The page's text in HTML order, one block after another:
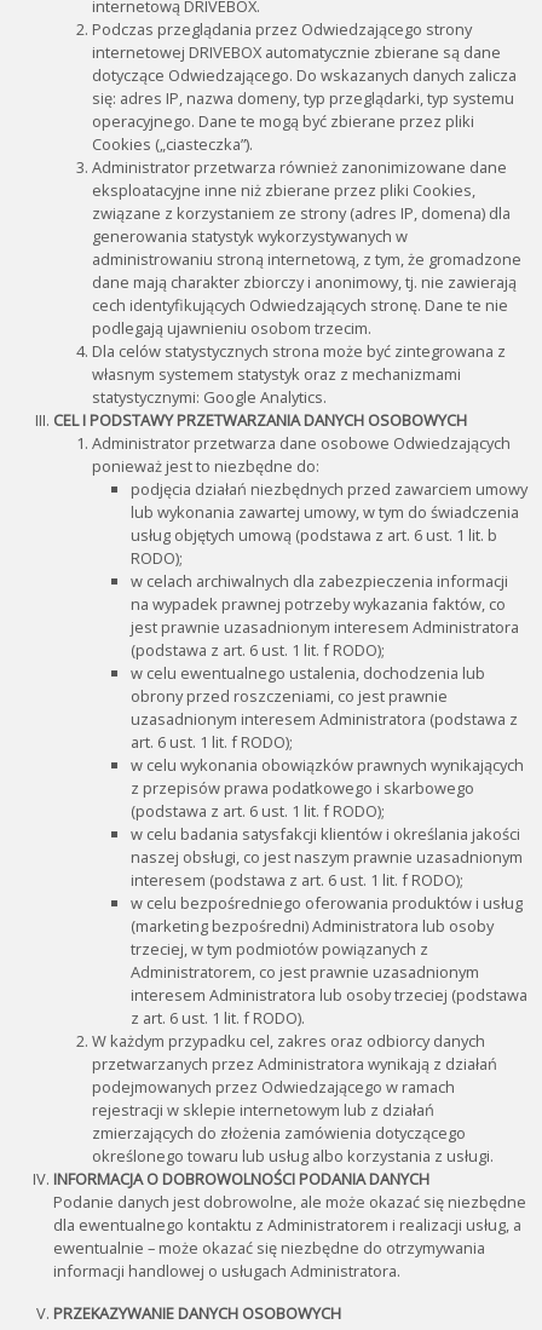
internetową DRIVEBOX.
Podczas przeglądania przez Odwiedzającego strony
internetowej DRIVEBOX automatycznie zbierane są dane
dotyczące Odwiedzającego. Do wskazanych danych zalicza
się: adres IP, nazwa domeny, typ przeglądarki, typ systemu
operacyjnego. Dane te mogą być zbierane przez pliki
Cookies („ciasteczka”).
Administrator przetwarza również zanonimizowane dane
eksploatacyjne inne niż zbierane przez pliki Cookies,
związane z korzystaniem ze strony (adres IP, domena) dla
generowania statystyk wykorzystywanych w
administrowaniu stroną internetową, z tym, że gromadzone
dane mają charakter zbiorczy i anonimowy, tj. nie zawierają
cech identyfikujących Odwiedzających stronę. Dane te nie
podlegają ujawnieniu osobom trzecim.
Dla celów statystycznych strona może być zintegrowana z
własnym systemem statystyk oraz z mechanizmami
statystycznymi: Google Analytics.
CEL I PODSTAWY PRZETWARZANIA DANYCH OSOBOWYCH
Administrator przetwarza dane osobowe Odwiedzających
ponieważ jest to niezbędne do:
podjęcia działań niezbędnych przed zawarciem umowy
lub wykonania zawartej umowy, w tym do świadczenia
usług objętych umową (podstawa z art. 6 ust. 1 lit. b
RODO);
w celach archiwalnych dla zabezpieczenia informacji
na wypadek prawnej potrzeby wykazania faktów, co
jest prawnie uzasadnionym interesem Administratora
(podstawa z art. 6 ust. 1 lit. f RODO);
w celu ewentualnego ustalenia, dochodzenia lub
obrony przed roszczeniami, co jest prawnie
uzasadnionym interesem Administratora (podstawa z
art. 6 ust. 1 lit. f RODO);
w celu wykonania obowiązków prawnych wynikających
z przepisów prawa podatkowego i skarbowego
(podstawa z art. 6 ust. 1 lit. f RODO);
w celu badania satysfakcji klientów i określania jakości
naszej obsługi, co jest naszym prawnie uzasadnionym
interesem (podstawa z art. 6 ust. 1 lit. f RODO);
w celu bezpośredniego oferowania produktów i usług
(marketing bezpośredni) Administratora lub osoby
trzeciej, w tym podmiotów powiązanych z
Administratorem, co jest prawnie uzasadnionym
interesem Administratora lub osoby trzeciej (podstawa
z art. 6 ust. 1 lit. f RODO).
W każdym przypadku cel, zakres oraz odbiorcy danych
przetwarzanych przez Administratora wynikają z działań
podejmowanych przez Odwiedzającego w ramach
rejestracji w sklepie internetowym lub z działań
zmierzających do złożenia zamówienia dotyczącego
określonego towaru lub usług albo korzystania z usługi.
INFORMACJA O DOBROWOLNOŚCI PODANIA DANYCH
Podanie danych jest dobrowolne, ale może okazać się niezbędne
dla ewentualnego kontaktu z Administratorem i realizacji usług, a
ewentualnie – może okazać się niezbędne do otrzymywania
informacji handlowej o usługach Administratora.
PRZEKAZYWANIE DANYCH OSOBOWYCH